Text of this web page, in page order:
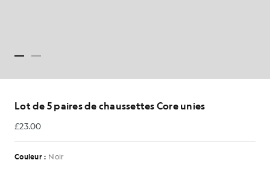
Lot de 5 paires de chaussettes Core unies
£23.00
£23.00
Couleur : Noir